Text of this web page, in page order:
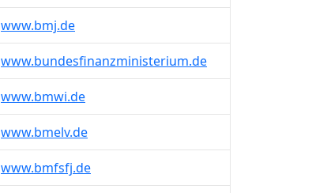
www.bmj.de
www.bundesfinanzministerium.de
www.bmwi.de
www.bmelv.de
www.bmfsfj.de